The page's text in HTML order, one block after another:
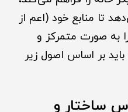
تا منابع خود (اعم از
به صورت متمرکز و
باید بر اساس اصول زیر
ساختار و